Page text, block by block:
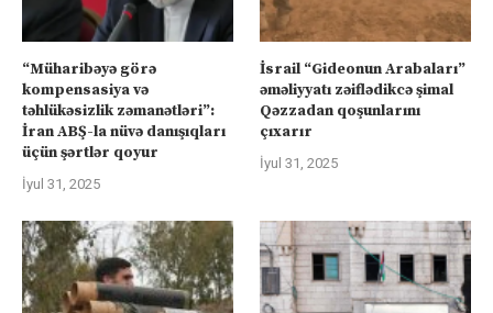
“Müharibəyə görə
kompensasiya və
təhlükəsizlik zəmanətləri”:
İran ABŞ-la nüvə danışıqları
üçün şərtlər qoyur
İyul 31, 2025
İsrail “Gideonun Arabaları”
əməliyyatı zəiflədikcə şimal
Qəzzadan qoşunlarını
çıxarır
İyul 31, 2025